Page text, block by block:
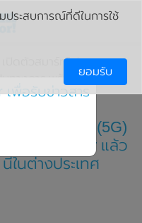
เปิดตัวสมาร์ทโฟน
ทางการ พร้อมเปิดให้ Pre
นี้ในต่างประเทศ
Nord N200 (5G)
ให้ Pre Order แล้ว
ในต่างประเทศ
ประสบการณ์ที่ดีในการใช้
ยอมรับ
พื่อรับข่าวสาร